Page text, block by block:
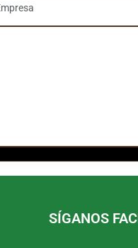
SÍGANOS